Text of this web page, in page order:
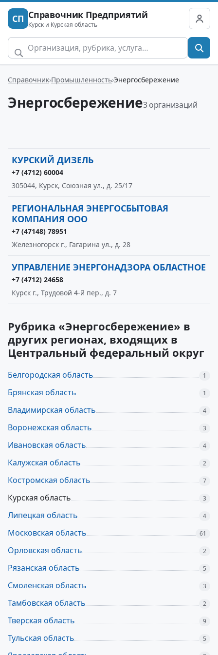
СП Справочник Предприятий
Курск и Курская область
Справочник Промышленность Энергосбережение
Энергосбережение3 организаций
КУРСКИЙ ДИЗЕЛЬ
+7 (4712) 60004
305044, Курск, Союзная ул., д. 25/17
РЕГИОНАЛЬНАЯ ЭНЕРГОСБЫТОВАЯ
КОМПАНИЯ ООО
+7 (47148) 78951
Железногорск г., Гагарина ул., д. 28
УПРАВЛЕНИЕ ЭНЕРГОНАДЗОРА ОБЛАСТНОЕ
+7 (4712) 24658
Курск г., Трудовой 4-й пер., д. 7
Рубрика «Энергосбережение» в
других регионах, входящих в
Центральный федеральный округ
Белгородская область 1
Брянская область 1
Владимирская область 4
Воронежская область 3
Ивановская область 4
Калужская область 2
Костромская область 7
Курская область 3
Липецкая область 4
Московская область 61
Орловская область 2
Рязанская область 5
Смоленская область 3
Тамбовская область 2
Тверская область 9
Тульская область 5